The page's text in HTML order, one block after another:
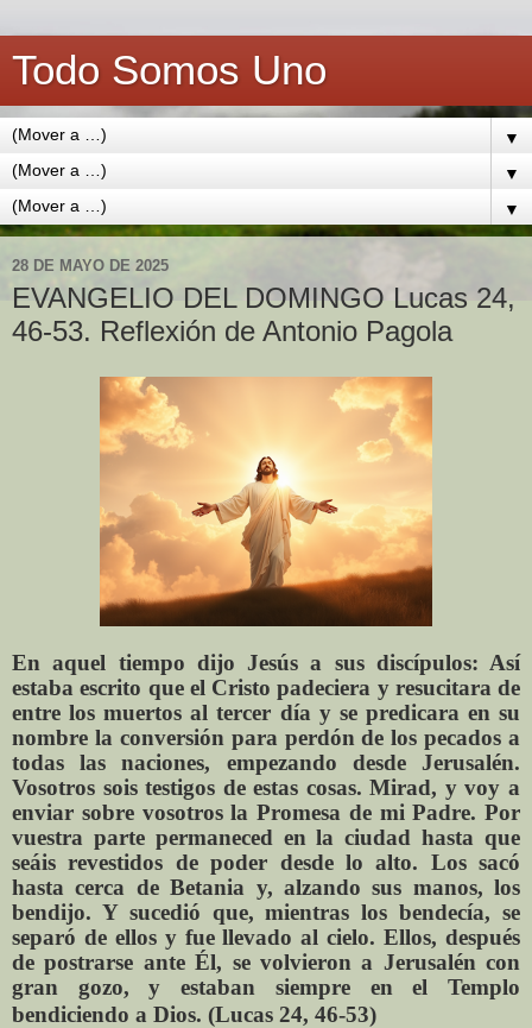
Todo Somos Uno
▼
▼
▼
28 DE MAYO DE 2025
EVANGELIO DEL DOMINGO Lucas 24,
46-53. Reflexión de Antonio Pagola
En aquel tiempo dijo Jesús a sus discípulos: Así
estaba escrito que el Cristo padeciera y resucitara de
entre los muertos al tercer día y se predicara en su
nombre la conversión para perdón de los pecados a
todas las naciones, empezando desde Jerusalén.
Vosotros sois testigos de estas cosas. Mirad, y voy a
enviar sobre vosotros la Promesa de mi Padre. Por
vuestra parte permaneced en la ciudad hasta que
seáis revestidos de poder desde lo alto. Los sacó
hasta cerca de Betania y, alzando sus manos, los
bendijo. Y sucedió que, mientras los bendecía, se
separó de ellos y fue llevado al cielo. Ellos, después
de postrarse ante Él, se volvieron a Jerusalén con
gran gozo, y estaban siempre en el Templo
bendiciendo a Dios. (Lucas 24, 46-53)